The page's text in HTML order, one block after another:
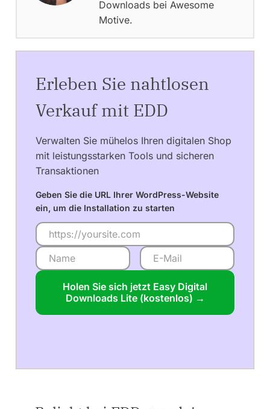
Downloads bei Awesome
Motive.
Erleben Sie nahtlosen
Verkauf mit EDD
Verwalten Sie mühelos Ihren digitalen Shop
mit leistungsstarken Tools und sicheren
Transaktionen
Geben Sie die URL Ihrer WordPress-Website
ein, um die Installation zu starten
Holen Sie sich jetzt Easy Digital
Downloads Lite (kostenlos) →